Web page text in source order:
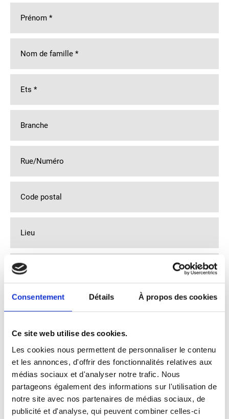
Consentement Détails À propos des cookies
Ce site web utilise des cookies.
Les cookies nous permettent de personnaliser le contenu
et les annonces, d'offrir des fonctionnalités relatives aux
médias sociaux et d'analyser notre trafic. Nous
partageons également des informations sur l'utilisation de
notre site avec nos partenaires de médias sociaux, de
publicité et d'analyse, qui peuvent combiner celles-ci
Prénom *
Nom de famille *
Ets *
Branche
Rue/Numéro
Code postal
Lieu
Pays
Adresse email*
N° de tél.
N° de portable